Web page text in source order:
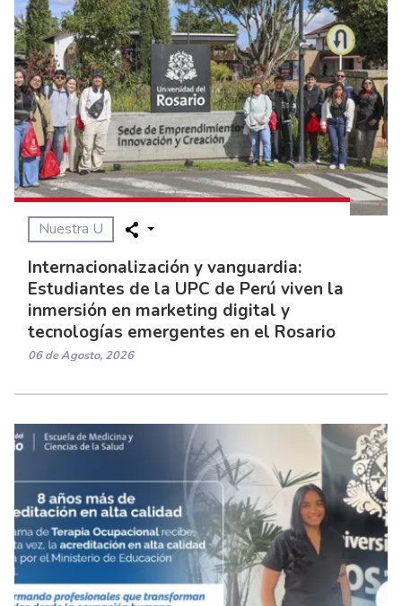
Previous
Noticias recomendadas
Nuestra U
Internacionalización y vanguardia:
Estudiantes de la UPC de Perú viven la
inmersión en marketing digital y
tecnologías emergentes en el Rosario